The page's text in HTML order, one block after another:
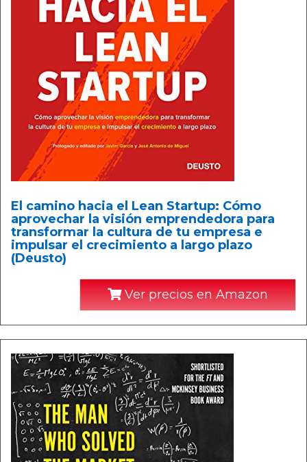
El camino hacia el Lean Startup: Cómo
aprovechar la visión emprendedora para
transformar la cultura de tu empresa e
impulsar el crecimiento a largo plazo
(Deusto)
Ver precios en Amazon